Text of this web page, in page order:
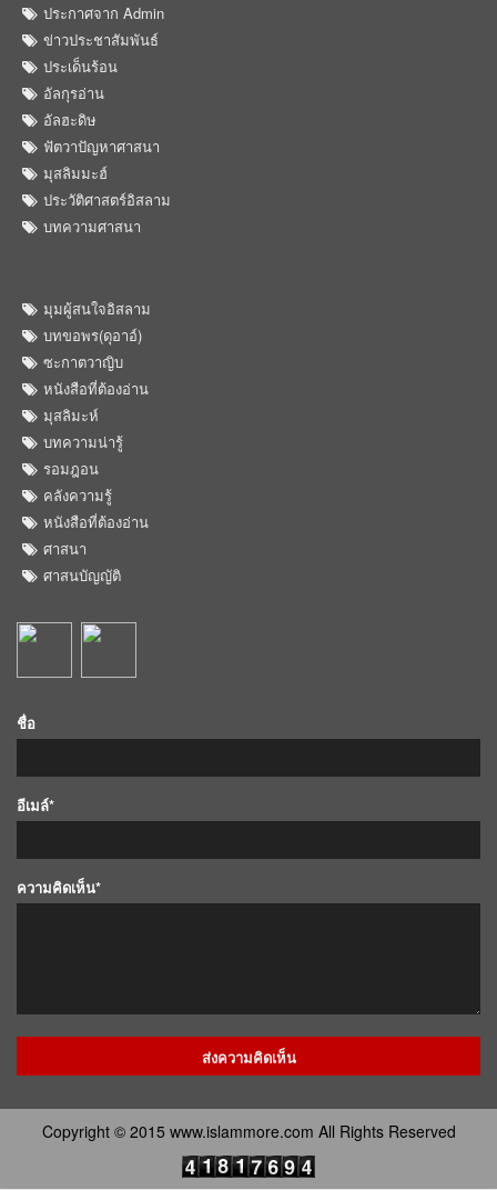
ประกาศจาก Admin
ข่าวประชาสัมพันธ์
ประเด็นร้อน
อัลกุรอ่าน
อัลฮะดิษ
ฟัตวาปัญหาศาสนา
มุสลิมมะฮ์
ประวัติศาสตร์อิสลาม
บทความศาสนา
มุมผู้สนใจอิสลาม
บทขอพร(ดุอาอ์)
ซะกาตวาญิบ
หนังสือที่ต้องอ่าน
มุสลิมะห์
บทความน่ารู้
รอมฎอน
คลังความรู้
หนังสือที่ต้องอ่าน
ศาสนา
ศาสนบัญญัติ
ชื่อ
อีเมล์*
ความคิดเห็น*
Copyright © 2015 www.islammore.com All Rights Reserved